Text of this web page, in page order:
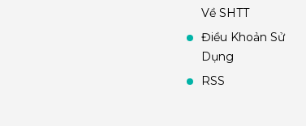
Về SHTT
Điều Khoản Sử
Dụng
RSS